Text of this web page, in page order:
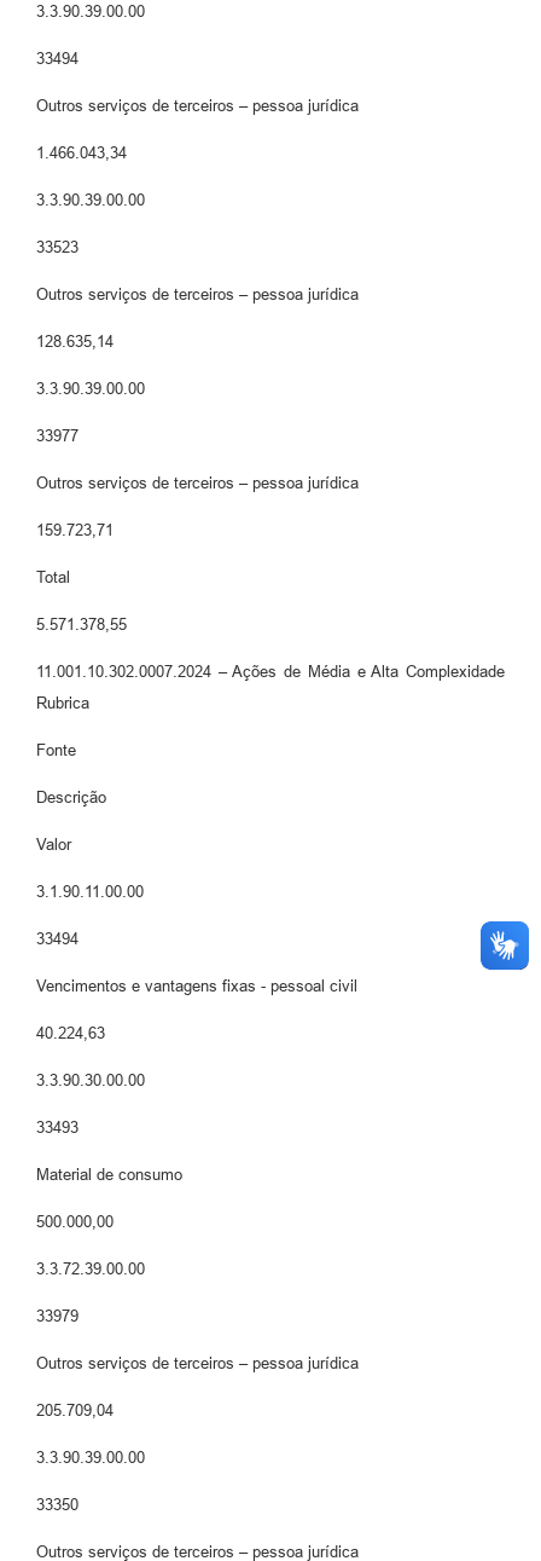
3.3.90.39.00.00
33494
Outros serviços de terceiros – pessoa jurídica
1.466.043,34
3.3.90.39.00.00
33523
Outros serviços de terceiros – pessoa jurídica
128.635,14
3.3.90.39.00.00
33977
Outros serviços de terceiros – pessoa jurídica
159.723,71
Total
5.571.378,55
11.001.10.302.0007.2024 – Ações de Média e Alta Complexidade
Rubrica
Fonte
Descrição
Valor
3.1.90.11.00.00
33494
Vencimentos e vantagens fixas - pessoal civil
40.224,63
3.3.90.30.00.00
33493
Material de consumo
500.000,00
3.3.72.39.00.00
33979
Outros serviços de terceiros – pessoa jurídica
205.709,04
3.3.90.39.00.00
33350
Outros serviços de terceiros – pessoa jurídica